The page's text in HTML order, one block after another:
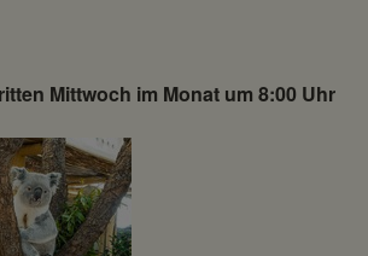
Mittwoch im Monat um 8:00 Uhr